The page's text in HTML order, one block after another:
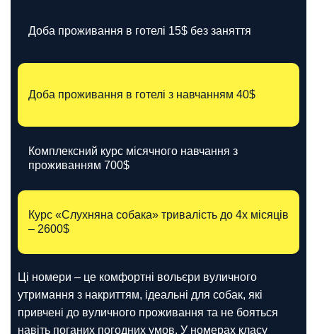
Доба проживання в готелі 15$ без заняття
Доба проживання в готелі з навчанням 40$
Комплексний курс місячного навчання з
проживанням 700$
Курс «Слухняна собака» тривалість до 4х місяців
– 2600$
Ці номери – це комфортні вольєри вуличного
утримання з накриттям, ідеальні для собак, які
привчені до вуличного проживання та не бояться
навіть поганих погодних умов. У номерах класу